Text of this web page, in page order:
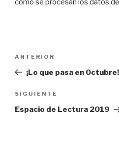
cómo se procesan los datos
entradas
Entrada
anterior:
ANTERIOR
¡Lo que pasa en Octubre!
Siguiente
entrada
SIGUIENTE
Espacio de Lectura 2019